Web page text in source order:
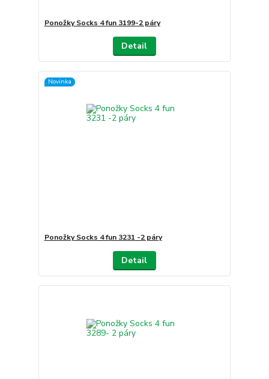
Ponožky Socks 4 fun 3199-2 páry
Detail
Novinka
Ponožky Socks 4 fun 3231 -2 páry
Detail